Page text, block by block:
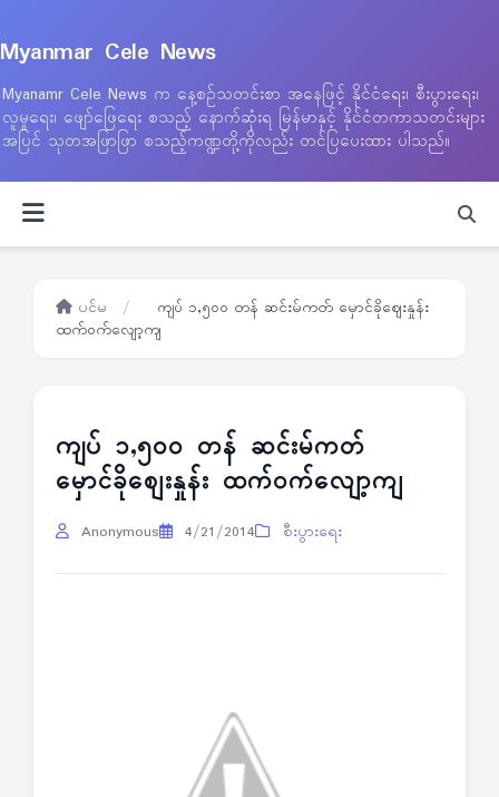
Myanmar Cele News
Myanamr Cele News က နေ့စဉ်သတင်းစာ အနေဖြင့် နိုင်ငံရေး၊ စီးပွားရေး၊
လူမှုရေး၊ ဖျော်ဖြေရေး စသည့် နောက်ဆုံးရ မြန်မာနှင့် နိုင်ငံတကာသတင်းများ
အပြင် သုတအဖြာဖြာ စသည့်ကဏ္ဍတို့ကိုလည်း တင်ပြပေးထား ပါသည်။
ပင်မ /
ကျပ် ၁,၅၀၀ တန် ဆင်းမ်ကတ် မှောင်ခိုဈေးနှုန်း
ထက်ဝက်လျော့ကျ
ကျပ် ၁,၅၀၀ တန် ဆင်းမ်ကတ်
မှောင်ခိုဈေးနှုန်း ထက်ဝက်လျော့ကျ
Anonymous 4/21/2014 စီးပွားရေး